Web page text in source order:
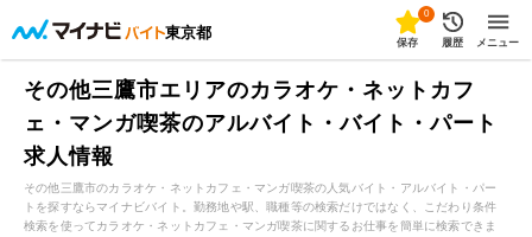
東京都
0
保存 履歴 メニュー
その他三鷹市エリアのカラオケ・ネットカフ
ェ・マンガ喫茶のアルバイト・バイト・パート
求人情報
その他三鷹市のカラオケ・ネットカフェ・マンガ喫茶の人気バイト・アルバイト・パー
トを探すならマイナビバイト。勤務地や駅、職種等の検索だけではなく、こだわり条件
検索を使ってカラオケ・ネットカフェ・マンガ喫茶に関するお仕事を簡単に検索できま